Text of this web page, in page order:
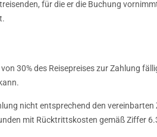
für die er die Buchung
30% des Reisepreises zur Zahlung
nicht entsprechend den
mit Rücktrittskosten gemäß Ziffer